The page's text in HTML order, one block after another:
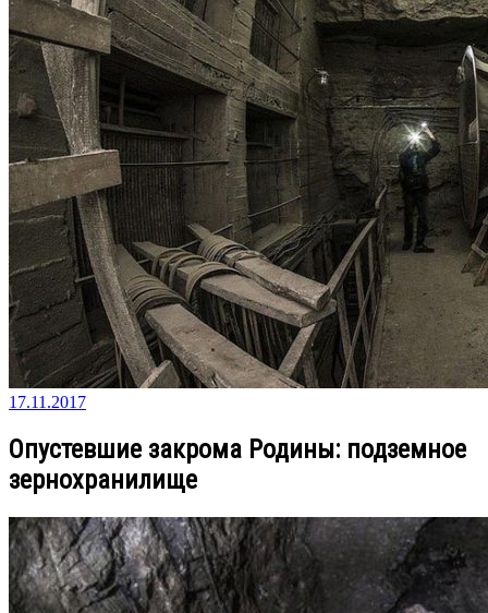
17.11.2017
Опустевшие закрома Родины: подземное
зернохранилище